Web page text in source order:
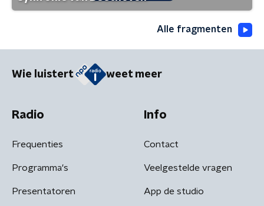
Alle fragmenten
Wie luistert weet meer
Radio
Frequenties
Programma's
Presentatoren
Info
Contact
Veelgestelde vragen
App de studio